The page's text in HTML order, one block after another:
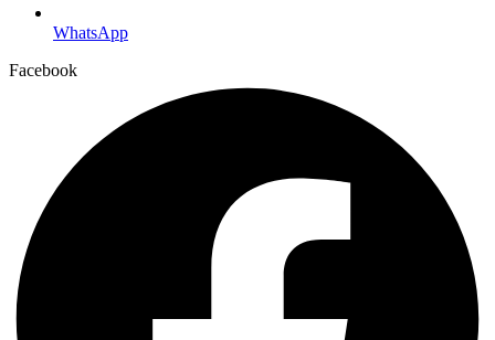
WhatsApp
Facebook